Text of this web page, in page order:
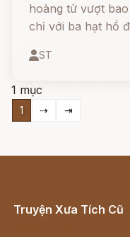
hoàng tử vượt
chỉ với ba hạt hồ
công chúa, mà
tính định mệnh.
ST
1 mục
1 ⇢ ⇥
Truyện Xưa Tích Cũ